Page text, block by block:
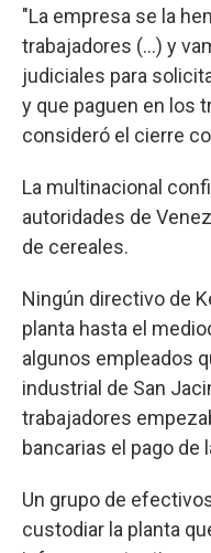
"La empresa se la
trabajadores (...) y
judiciales para
y que paguen en los
consideró el cierre
La multinacional
autoridades de
de cereales.
Ningún directivo de
planta hasta el
algunos empleados
industrial de San
trabajadores
bancarias el pago de
Un grupo de
custodiar la planta